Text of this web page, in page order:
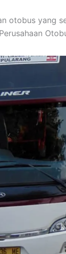
otobus yang